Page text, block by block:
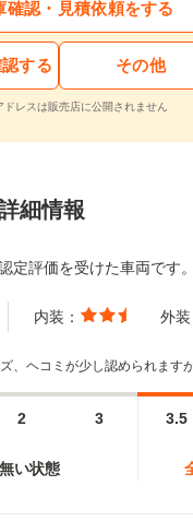
確認・見積依頼をする
する その他
レスは販売店に公開されません
細情報
定評価を受けた車両です。
内装： 外装
、ヘコミが少し認められます
2 3
い状態
3.5